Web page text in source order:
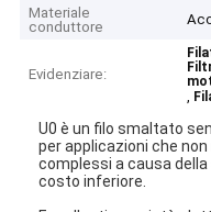
Materiale
conduttore
Evidenziare:
,
U0 è un filo smaltato
per applicazioni che
complessi a causa
costo inferiore.